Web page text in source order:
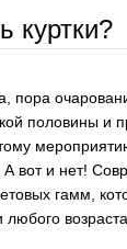
куртки?
пора
половины и
вот и нет!
гамм,